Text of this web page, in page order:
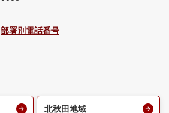
部署別電話番号
北秋田地域